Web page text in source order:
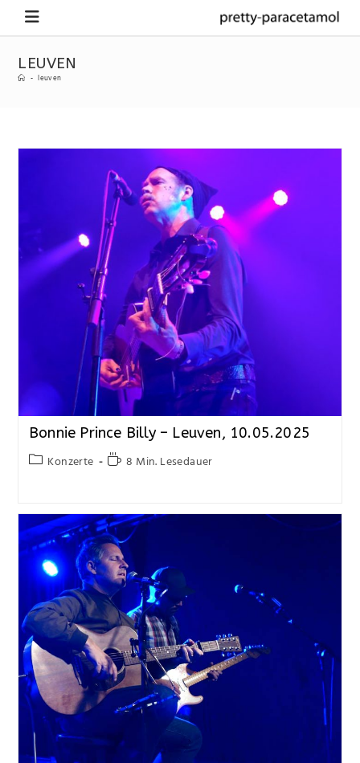
LEUVEN
- leuven
Bonnie Prince Billy – Leuven, 10.05.2025
Konzerte 8 Min. Lesedauer